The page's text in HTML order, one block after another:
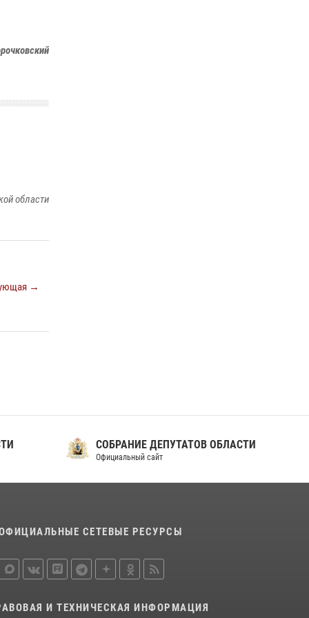
области
→
СОБРАНИЕ ДЕПУТАТОВ ОБЛАСТИ
Официальный сайт
СЕТЕВЫЕ РЕСУРСЫ
И ТЕХНИЧЕСКАЯ ИНФОРМАЦИЯ